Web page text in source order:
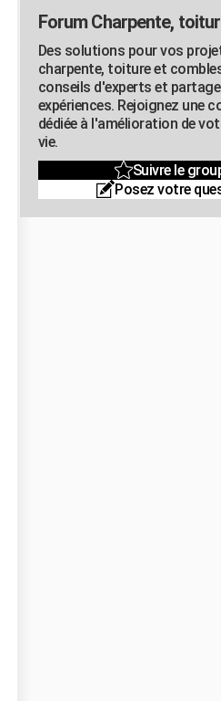
Forum Charpente,
Des solutions pour vos
charpente, toiture et
conseils d'experts et
expériences. Rejoignez une
dédiée à l'amélioration de
vie.
Suivre le
Posez votre